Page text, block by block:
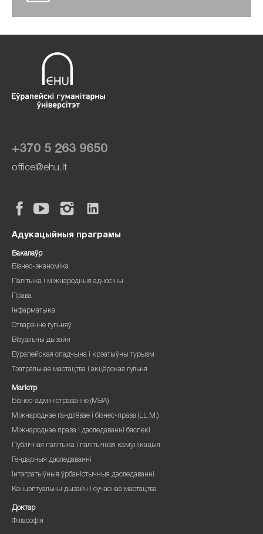
+370 5 263 9650
office@ehu.lt
Адукацыйныя праграмы
Бакалаўр
Бізнес-эканоміка
Палітыка і міжнародныя адносіны
Права
Інфарматыка
Стварэнне гульняў
Візуальны дызайн
Еўрапейская спадчына і крэатыўны турызм
Тэатральнае мастацтва і акцёрская гульня
Магістр
Бізнес-адміністраванне (MBA)
Міжнароднае гандлёвае і бізнес-права (LL.M.)
Міжнароднае права і даследаванні бяспекі
Публічная палітыка і палітычная камунікацыя
Гендарныя даследаванні
Інтэгратыўныя ўрбаністычныя даследаванні
Канцэптуальны дызайн і сучаснае мастацтва
Доктар
Філасофія